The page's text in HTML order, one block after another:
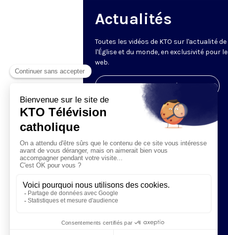
Actualités
Toutes les vidéos de KTO sur l'actualité de
l'Église et du monde, en exclusivité pour le
web.
Visiter la page de l'émission